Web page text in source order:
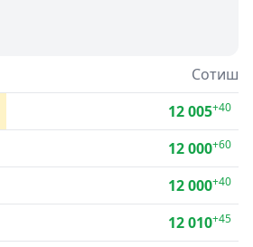
Сотиш
12 005+40
12 000+60
12 000+40
12 010+45